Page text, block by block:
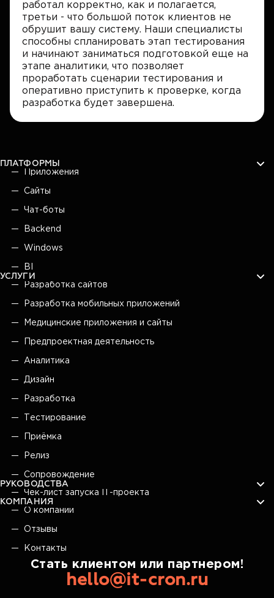
работал корректно, как и полагается,
третьи - что большой поток клиентов не
обрушит вашу систему. Наши специалисты
способны спланировать этап тестирования
и начинают заниматься подготовкой еще на
этапе аналитики, что позволяет
проработать сценарии тестирования и
оперативно приступить к проверке, когда
разработка будет завершена.
ПЛАТФОРМЫ
Приложения
Сайты
Чат-боты
Backend
Windows
BI
УСЛУГИ
Разработка сайтов
Разработка мобильных приложений
Медицинские приложения и сайты
Предпроектная деятельность
Аналитика
Дизайн
Разработка
Тестирование
Приёмка
Релиз
Сопровождение
РУКОВОДСТВА
Чек-лист запуска IT-проекта
КОМПАНИЯ
О компании
Отзывы
Контакты
Стать клиентом или партнером!
hello@it-cron.ru